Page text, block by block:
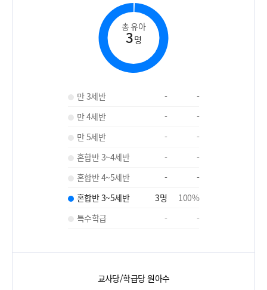
총 유아
3명
만 3세반 -
-
만 4세반
-
-
만 5세반
-
-
혼합반 3~4세반
-
-
혼합반 4~5세반
-
-
혼합반 3~5세반
3명 100%
특수학급
- -
교사당/학급당 원아수